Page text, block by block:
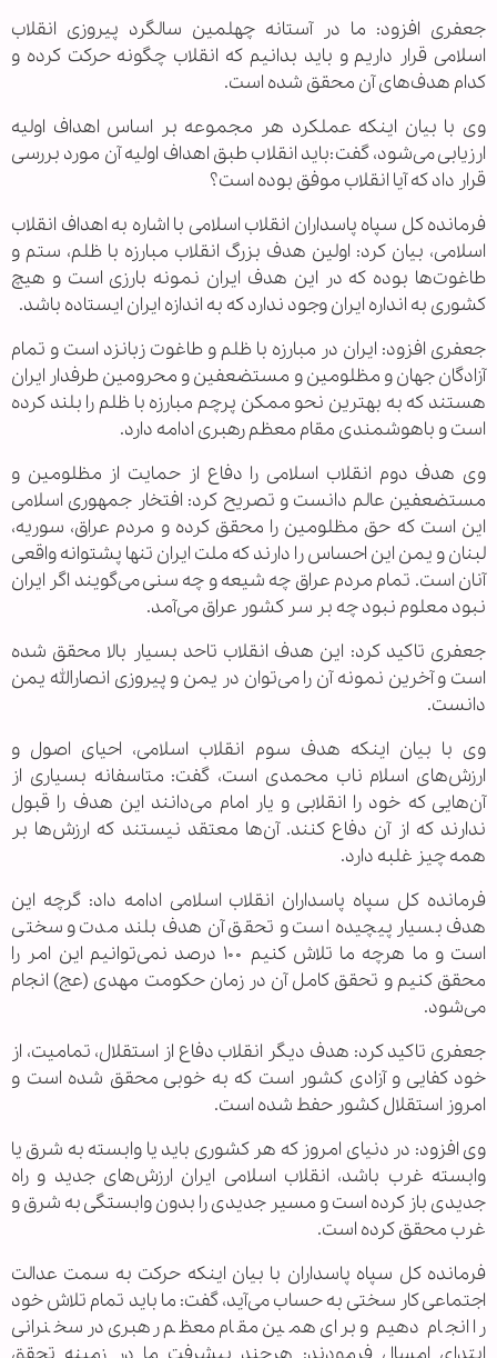
جعفری افزود: ما در آستانه چهلمین سالگرد پیروزی انقلاب
اسلامی قرار داریم و باید بدانیم که انقلاب چگونه حرکت کرده و
کدام هدف‌های آن محقق شده است.
وی با بیان اینکه عملکرد هر مجموعه بر اساس اهداف اولیه
ارزیابی می‌شود، گفت:باید انقلاب طبق اهداف اولیه آن مورد بررسی
قرار داد که آیا انقلاب موفق بوده است؟
فرمانده کل سپاه پاسداران انقلاب اسلامی با اشاره به اهداف انقلاب
اسلامی، بیان کرد: اولین هدف بزرگ انقلاب مبارزه با ظلم، ستم و
طاغوت‌ها بوده که در این هدف ایران نمونه بارزی است و هیچ
کشوری به انداره ایران وجود ندارد که به اندازه ایران ایستاده باشد.
جعفری افزود: ایران در مبارزه با ظلم و طاغوت زبانزد است و تمام
آزادگان جهان و مظلومین و مستضعفین و محرومین طرفدار ایران
هستند که به بهترین نحو ممکن پرچم مبارزه با ظلم را بلند کرده
است و باهوشمندی مقام معظم رهبری ادامه دارد.
وی هدف دوم انقلاب اسلامی را دفاع از حمایت از مظلومین و
مستضعفین عالم دانست و تصریح کرد: افتخار جمهوری اسلامی
این است که حق مظلومین را محقق کرده و مردم عراق، سوریه،
لبنان و یمن این احساس را دارند که ملت ایران تنها پشتوانه واقعی
آنان است. تمام مردم عراق چه شیعه و چه سنی می‌گویند اگر ایران
نبود معلوم نبود چه بر سر کشور عراق می‌آمد.
جعفری تاکید کرد: این هدف انقلاب تاحد بسیار بالا محقق شده
است و آخرین نمونه آن را می‌توان در یمن و پیروزی انصارالله یمن
دانست.
وی با بیان اینکه هدف سوم انقلاب اسلامی، احیای اصول و
ارزش‌های اسلام ناب محمدی است، گفت: متاسفانه بسیاری از
آن‌هایی که خود را انقلابی و یار امام می‌دانند این هدف را قبول
ندارند که از آن دفاع کنند. آن‌ها معتقد نیستند که ارزش‌ها بر
همه چیز غلبه دارد.
فرمانده کل سپاه پاسداران انقلاب اسلامی ادامه داد: گرچه این
هدف بسیار پیچیده است و تحقق آن هدف بلند مدت و سختی
است و ما هرچه ما تلاش کنیم ۱۰۰ درصد نمی‌توانیم این امر را
محقق کنیم و تحقق کامل آن در زمان حکومت مهدی (عج) انجام
می‌شود.
جعفری تاکید کرد: هدف دیگر انقلاب دفاع از استقلال، تمامیت، از
خود کفایی و آزادی کشور است که به خوبی محقق شده است و
امروز استقلال کشور حفط شده است.
وی افزود: در دنیای امروز که هر کشوری باید یا وابسته به شرق یا
وابسته غرب باشد، انقلاب اسلامی ایران ارزش‌های جدید و راه
جدیدی باز کرده است و مسیر جدیدی را بدون وابستگی به شرق و
غرب محقق کرده است.
فرمانده کل سپاه پاسداران با بیان اینکه حرکت به سمت عدالت
اجتماعی کار سختی به حساب می‌آید، گفت: ما باید تمام تلاش خود
را انجام دهیم و برای همین مقام معظم رهبری در سخنرانی